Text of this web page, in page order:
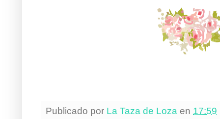
Publicado por La Taza de Loza en 17:59